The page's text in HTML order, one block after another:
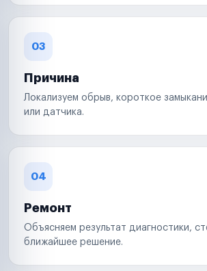
03
Причина
Локализуем обрыв, короткое
или датчика.
04
Ремонт
Объясняем результат диагностики,
ближайшее решение.